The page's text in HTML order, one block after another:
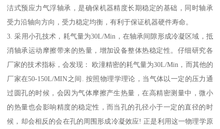
洁式预应力气浮轴承，是确保机器精度长期稳定的基础，同时轴承
受力沿轴向方向，受力稳定均衡，有利于保证机器硬件寿命。
3. 采用小孔技术，耗气量为30L/Min，在轴承间隙形成冷凝区域，抵
消轴承运动摩擦带来的热量，增加设备整体热稳定性。仔细研究各
厂家的技术指标，会发现： 欧潼精密的耗气量为30L/Min，而其他的
厂家在50-150L/MIN之间. 按照物理学理论，当气体以一定的压力通
过圆孔的时候，会因为气体摩擦产生热量，在高精密测量中，微小
的热量也会影响精度的稳定性，而当孔的孔径小于一定的直径的时
候，却会相反的会在孔的周围形成冷凝效应! 正是利用这一物理学原